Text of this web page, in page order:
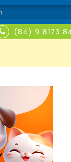
(84) 9 8173